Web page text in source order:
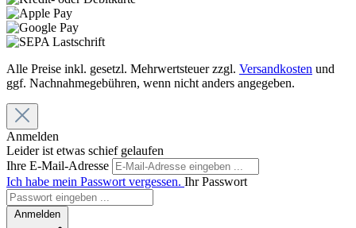
Alle Preise inkl. gesetzl. Mehrwertsteuer zzgl. Versandkosten und
ggf. Nachnahmegebühren, wenn nicht anders angegeben.
Anmelden
Leider ist etwas schief gelaufen
Ihre E-Mail-Adresse
Ich habe mein Passwort vergessen. Ihr Passwort
Anmelden